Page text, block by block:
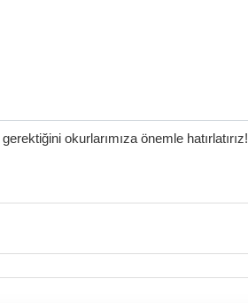
okurlarımıza önemle hatırlatırız!